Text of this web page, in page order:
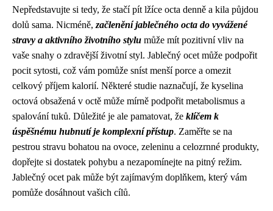
Nepředstavujte si tedy, že stačí pít lžíce octa denně a kila půjdou
dolů sama. Nicméně, začlenění jablečného octa do vyvážené
stravy a aktivního životního stylu může mít pozitivní vliv na
vaše snahy o zdravější životní styl. Jablečný ocet může podpořit
pocit sytosti, což vám pomůže sníst menší porce a omezit
celkový příjem kalorií. Některé studie naznačují, že kyselina
octová obsažená v octě může mírně podpořit metabolismus a
spalování tuků. Důležité je ale pamatovat, že klíčem k
úspěšnému hubnutí je komplexní přístup. Zaměřte se na
pestrou stravu bohatou na ovoce, zeleninu a celozrnné produkty,
dopřejte si dostatek pohybu a nezapomínejte na pitný režim.
Jablečný ocet pak může být zajímavým doplňkem, který vám
pomůže dosáhnout vašich cílů.